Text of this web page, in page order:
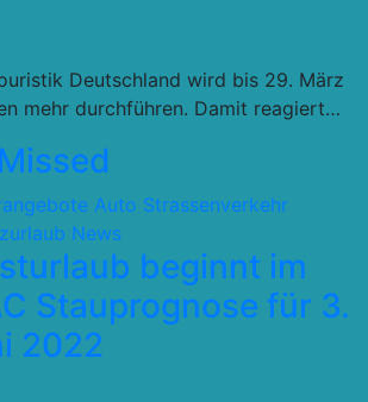
Deutschland wird bis 29. März
mehr durchführen. Damit reagiert…
Auto Strassenverkehr
News
beginnt im
Stauprognose für 3.
2022